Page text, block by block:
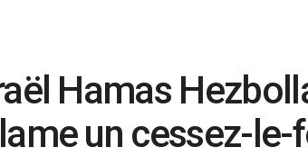
Hamas
un cessez-